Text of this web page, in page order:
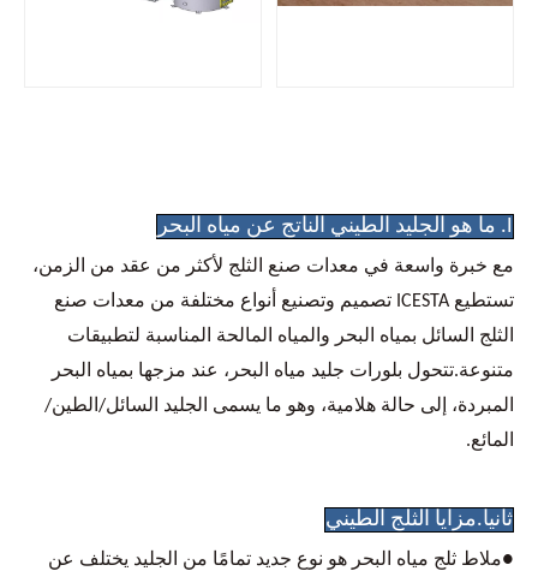
I. ما هو الجليد الطيني الناتج عن مياه البحر
مع خبرة واسعة في معدات صنع الثلج لأكثر من عقد من الزمن،
تستطيع ICESTA تصميم وتصنيع أنواع مختلفة من معدات صنع
الثلج السائل بمياه البحر والمياه المالحة المناسبة لتطبيقات
متنوعة.تتحول بلورات جليد مياه البحر، عند مزجها بمياه البحر
المبردة، إلى حالة هلامية، وهو ما يسمى الجليد السائل/الطين/
المائع.
ثانيا.مزايا الثلج الطيني
●ملاط ثلج مياه البحر هو نوع جديد تمامًا من الجليد يختلف عن